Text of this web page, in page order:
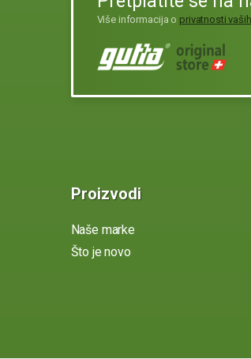
Više informacija o privatnosti
Proizvodi
Naše marke
Što je novo